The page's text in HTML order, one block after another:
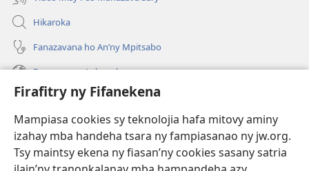
Firafitry ny Fifanekena
Mampiasa cookies sy teknolojia hafa mitovy aminy
izahay mba handeha tsara ny fampiasanao ny jw.org.
Tsy maintsy ekena ny fiasan’ny cookies sasany satria
Hikaroka
Fanazavana ho An’ny Mpitsabo
Fanazavana Ankapobeny
Fanampiana
Fanomezana
(manokatra
rohy)